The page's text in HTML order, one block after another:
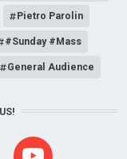
Pietro Parolin
#Sunday #Mass
General Audience